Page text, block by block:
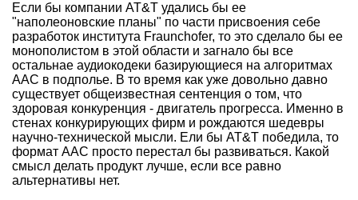
Если бы компании AT&T удались бы ее
"наполеоновские планы" по части присвоения себе
разработок института Fraunchofer, то это сделало бы ее
монополистом в этой области и загнало бы все
остальнае аудиокодеки базирующиеся на алгоритмах
AAC в подполье. В то время как уже довольно давно
существует общеизвестная сентенция о том, что
здоровая конкуренция - двигатель прогресса. Именно в
стенах конкурирующих фирм и рождаются шедевры
научно-технической мысли. Ели бы AT&T победила, то
формат AAC просто перестал бы развиваться. Какой
смысл делать продукт лучше, если все равно
альтернативы нет.